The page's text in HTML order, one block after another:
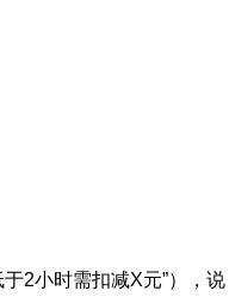
2小时需扣减X元”），说